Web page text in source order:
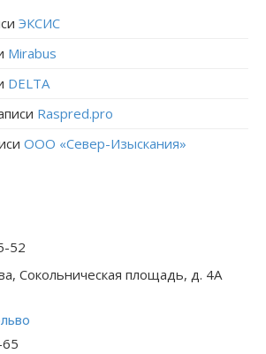
ЭКСИС
Mirabus
DELTA
Raspred.pro
ООО «Север-Изыскания»
52
Сокольническая площадь, д. 4А